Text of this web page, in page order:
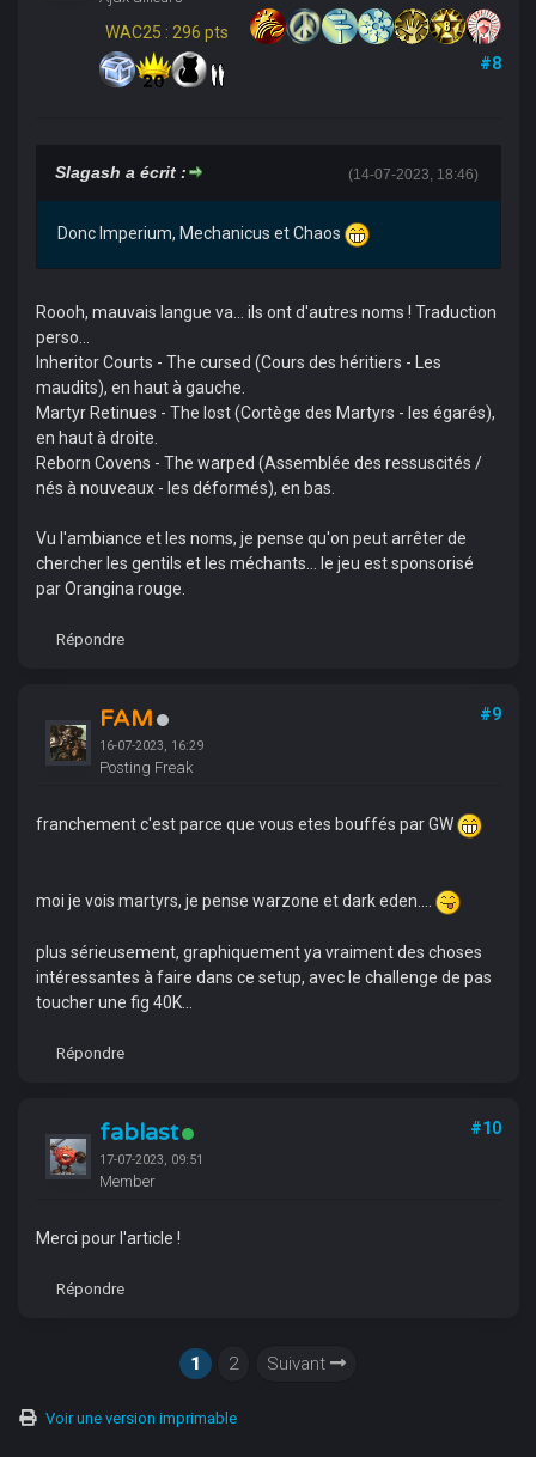
WAC25 : 296 pts
#8
(14-07-2023, 18:46)
Slagash a écrit :
Donc Imperium, Mechanicus et Chaos
Roooh, mauvais langue va... ils ont d'autres noms ! Traduction
perso...
Inheritor Courts - The cursed (Cours des héritiers - Les
maudits), en haut à gauche.
Martyr Retinues - The lost (Cortège des Martyrs - les égarés),
en haut à droite.
Reborn Covens - The warped (Assemblée des ressuscités /
nés à nouveaux - les déformés), en bas.
Vu l'ambiance et les noms, je pense qu'on peut arrêter de
chercher les gentils et les méchants... le jeu est sponsorisé
par Orangina rouge.
Répondre
FAM
16-07-2023, 16:29
Posting Freak
#9
franchement c'est parce que vous etes bouffés par GW
moi je vois martyrs, je pense warzone et dark eden....
plus sérieusement, graphiquement ya vraiment des choses
intéressantes à faire dans ce setup, avec le challenge de pas
toucher une fig 40K...
Répondre
fablast
17-07-2023, 09:51
Member
#10
Merci pour l'article !
Répondre
1 2 Suivant
Voir une version imprimable